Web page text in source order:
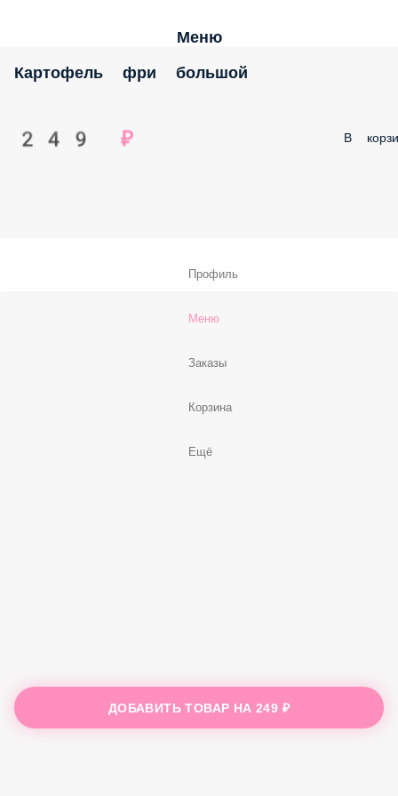
Меню
Картофель фри большой
249 ₽ В
ДОБАВИТЬ ТОВАР НА249 ₽
Профиль
Меню
Заказы
Корзина
Ещё